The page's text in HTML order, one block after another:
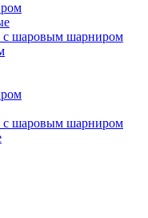
с шаровым шарниром
с шаровым шарниром